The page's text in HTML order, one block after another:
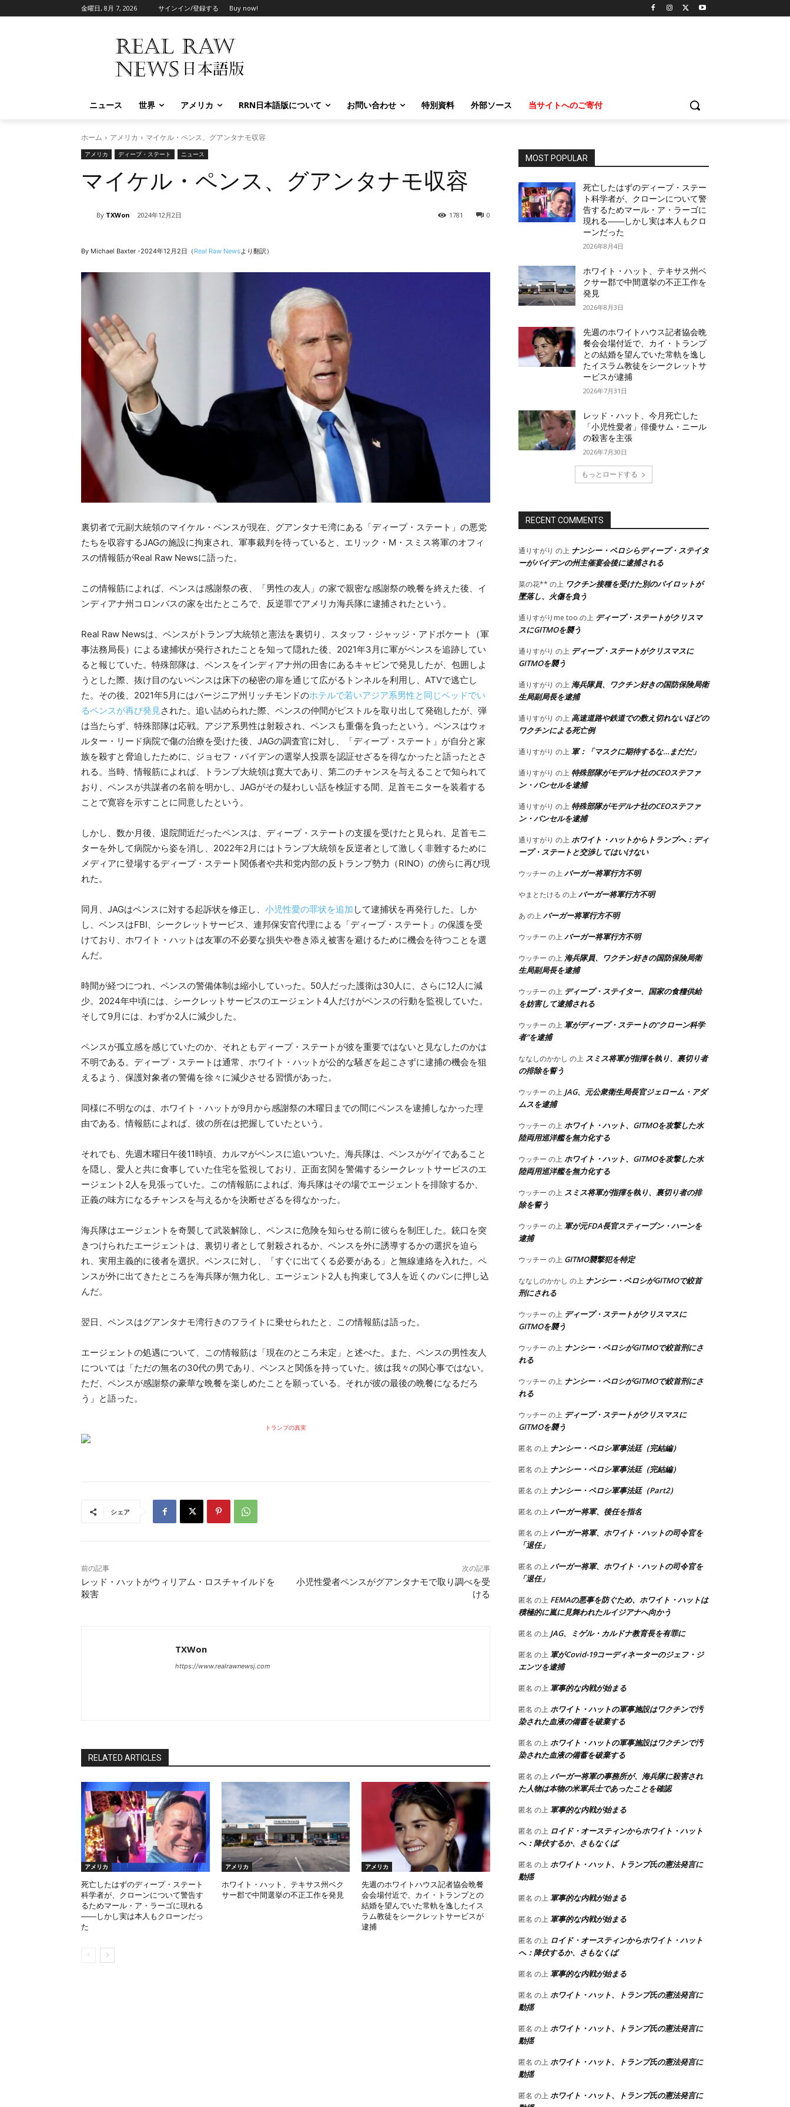
金曜日, 8月 7, 2026 サインイン/登録する Buy now!
ニュース 世界 アメリカ RRN日本語版について お問い合わせ 特別資料 外部ソース 当サイトへのご寄付
ホーム アメリカ マイケル・ペンス、グアンタナモ収容
アメリカ ディープ・ステート ニュース
マイケル・ペンス、グアンタナモ収容
By TXWon 2024年12月2日 0
1781
By Michael Baxter -2024年12月2日（ Real Raw Newsより翻訳）
裏切者で元副大統領のマイケル・ペンスが現在、グアンタナモ湾にある「ディープ・ステート」の悪党
たちを収容するJAGの施設に拘束され、軍事裁判を待っていると、エリック・M・スミス将軍のオフィ
スの情報筋がReal Raw Newsに語った。
この情報筋によれば、ペンスは感謝祭の夜、「男性の友人」の家で親密な感謝祭の晩餐を終えた後、イ
ンディアナ州コロンバスの家を出たところで、反逆罪でアメリカ海兵隊に逮捕されたという。
Real Raw Newsは、ペンスがトランプ大統領と憲法を裏切り、スタッフ・ジャッジ・アドボケート（軍
事法務局長）による逮捕状が発行されたことを知って隠れた後、2021年3月に軍がペンスを追跡してい
ると報じていた。特殊部隊は、ペンスをインディアナ州の田舎にあるキャビンで発見したが、包囲しよ
うとした際、抜け目のないペンスは床下の秘密の扉を通じて広がるトンネルを利用し、ATVで逃亡し
た。その後、2021年5月にはバージニア州リッチモンドのホテルで若いアジア系男性と同じベッドでい
るペンスが再び発見された。追い詰められた際、ペンスの仲間がピストルを取り出して発砲したが、弾
は当たらず、特殊部隊は応戦。アジア系男性は射殺され、ペンスも重傷を負ったという。ペンスはウォ
ルター・リード病院で傷の治療を受けた後、JAGの調査官に対し、「ディープ・ステート」が自分と家
族を殺すと脅迫したために、ジョセフ・バイデンの選挙人投票を認証せざるを得なかったと語ったとさ
れる。当時、情報筋によれば、トランプ大統領は寛大であり、第二のチャンスを与えることで知られて
おり、ペンスが共謀者の名前を明かし、JAGがその疑わしい話を検証する間、足首モニターを装着する
ことで寛容を示すことに同意したという。
しかし、数か月後、退院間近だったペンスは、ディープ・ステートの支援を受けたと見られ、足首モニ
ターを外して病院から姿を消し、2022年2月にはトランプ大統領を反逆者として激しく非難するために
メディアに登場するディープ・ステート関係者や共和党内部の反トランプ勢力（RINO）の傍らに再び現
れた。
同月、JAGはペンスに対する起訴状を修正し、 小児性愛の罪状を追加 して逮捕状を再発行した。しか
し、ペンスはFBI、シークレットサービス、連邦保安官代理による「ディープ・ステート」の保護を受
けており、ホワイト・ハットは友軍の不必要な損失や巻き添え被害を避けるために機会を待つことを選
んだ。
時間が経つにつれ、ペンスの警備体制は縮小していった。50人だった護衛は30人に、さらに12人に減
少。2024年中頃には、シークレットサービスのエージェント4人だけがペンスの行動を監視していた。
そして9月には、わずか2人に減少した。
ペンスが孤立感を感じていたのか、それともディープ・ステートが彼を重要ではないと見なしたのかは
不明である。ディープ・ステートは通常、ホワイト・ハットが公的な騒ぎを起こさずに逮捕の機会を狙
えるよう、保護対象者の警備を徐々に減少させる習慣があった。
同様に不明なのは、ホワイト・ハットが9月から感謝祭の木曜日までの間にペンスを逮捕しなかった理
由である。情報筋によれば、彼の所在は把握していたという。
それでも、先週木曜日午後11時頃、カルマがペンスに追いついた。海兵隊は、ペンスがゲイであること
を隠し、愛人と共に食事していた住宅を監視しており、正面玄関を警備するシークレットサービスのエ
ージェント2人を見張っていた。この情報筋によれば、海兵隊はその場でエージェントを排除するか、
正義の味方になるチャンスを与えるかを決断せざるを得なかった。
海兵隊はエージェントを奇襲して武装解除し、ペンスに危険を知らせる前に彼らを制圧した。銃口を突
きつけられたエージェントは、裏切り者として射殺されるか、ペンスを外に誘導するかの選択を迫ら
れ、実用主義的に後者を選択。ペンスに対し、「すぐに出てくる必要がある」と無線連絡を入れた。ペ
ンスが外に出てきたところを海兵隊が無力化し、エージェント2人も拘束して3人を近くのバンに押し込
んだ。
翌日、ペンスはグアンタナモ湾行きのフライトに乗せられたと、この情報筋は語った。
エージェントの処遇について、この情報筋は「現在のところ未定」と述べた。また、ペンスの男性友人
については「ただの無名の30代の男であり、ペンスと関係を持っていた。彼は我々の関心事ではない。
ただ、ペンスが感謝祭の豪華な晩餐を楽しめたことを願っている。それが彼の最後の晩餐になるだろ
う」と語った。
トランプの真実
シェア
前の記事
レッド・ハットがウィリアム・ロスチャイルドを
殺害
次の記事
小児性愛者ペンスがグアンタナモで取り調べを受
ける
TXWon
https://www.realrawnewsj.com
RELATED ARTICLES
アメリカ
死亡したはずのディープ・ステート
科学者が、クローンについて警告す
るためマール・ア・ラーゴに現れる
――しかし実は本人もクローンだっ
た
アメリカ
ホワイト・ハット、テキサス州ベク
サー郡で中間選挙の不正工作を発見
アメリカ
先週のホワイトハウス記者協会晩餐
会会場付近で、カイ・トランプとの
結婚を望んでいた常軌を逸したイス
ラム教徒をシークレットサービスが
逮捕
MOST POPULAR
死亡したはずのディープ・ステー
ト科学者が、クローンについて警
告するためマール・ア・ラーゴに
現れる――しかし実は本人もクロ
ーンだった
2026年8月4日
ホワイト・ハット、テキサス州ベ
クサー郡で中間選挙の不正工作を
発見
2026年8月3日
先週のホワイトハウス記者協会晩
餐会会場付近で、カイ・トランプ
との結婚を望んでいた常軌を逸し
たイスラム教徒をシークレットサ
ービスが逮捕
2026年7月31日
レッド・ハット、今月死亡した
「小児性愛者」俳優サム・ニール
の殺害を主張
2026年7月30日
もっとロードする
RECENT COMMENTS
通りすがり の上 ナンシー・ペロシらディープ・ステイタ
ーがバイデンの州主催宴会後に逮捕される
菜の花** の上 ワクチン接種を受けた別のパイロットが
墜落し、火傷を負う
通りすがりme too の上 ディープ・ステートがクリスマ
スにGITMOを襲う
通りすがり の上 ディープ・ステートがクリスマスに
GITMOを襲う
通りすがり の上 海兵隊員、ワクチン好きの国防保険局衛
生局副局長を逮捕
通りすがり の上 高速道路や鉄道での数え切れないほどの
ワクチンによる死亡例
通りすがり の上 軍：「マスクに期待するな…まだだ」
通りすがり の上 特殊部隊がモデルナ社のCEOステファ
ン・バンセルを逮捕
通りすがり の上 特殊部隊がモデルナ社のCEOステファ
ン・バンセルを逮捕
通りすがり の上 ホワイト・ハットからトランプへ：ディ
ープ・ステートと交渉してはいけない
ウッチー の上 バーガー将軍行方不明
やまとたける の上 バーガー将軍行方不明
あ の上 バーガー将軍行方不明
ウッチー の上 バーガー将軍行方不明
ウッチー の上 海兵隊員、ワクチン好きの国防保険局衛
生局副局長を逮捕
ウッチー の上 ディープ・ステイター、国家の食糧供給
を妨害して逮捕される
ウッチー の上 軍がディープ・ステートの”クローン科学
者”を逮捕
ななしのかかし の上 スミス将軍が指揮を執り、裏切り者
の排除を誓う
ウッチー の上 JAG、元公衆衛生局長官ジェローム・アダ
ムスを逮捕
ウッチー の上 ホワイト・ハット、GITMOを攻撃した水
陸両用巡洋艦を無力化する
ウッチー の上 ホワイト・ハット、GITMOを攻撃した水
陸両用巡洋艦を無力化する
ウッチー の上 スミス将軍が指揮を執り、裏切り者の排
除を誓う
ウッチー の上 軍が元FDA長官スティーブン・ハーンを
逮捕
ウッチー の上 GITMO襲撃犯を特定
ななしのかかし の上 ナンシー・ペロシがGITMOで絞首
刑にされる
ウッチー の上 ディープ・ステートがクリスマスに
GITMOを襲う
ウッチー の上 ナンシー・ペロシがGITMOで絞首刑にさ
れる
ウッチー の上 ナンシー・ペロシがGITMOで絞首刑にさ
れる
ウッチー の上 ディープ・ステートがクリスマスに
GITMOを襲う
匿名 の上 ナンシー・ペロシ軍事法廷（完結編）
匿名 の上 ナンシー・ペロシ軍事法廷（完結編）
匿名 の上 ナンシー・ペロシ軍事法廷（Part2）
匿名 の上 バーガー将軍、後任を指名
匿名 の上 バーガー将軍、ホワイト・ハットの司令官を
「退任」
匿名 の上 バーガー将軍、ホワイト・ハットの司令官を
「退任」
匿名 の上 FEMAの悪事を防ぐため、ホワイト・ハットは
積極的に嵐に見舞われたルイジアナへ向かう
匿名 の上 JAG、ミゲル・カルドナ教育長を有罪に
匿名 の上 軍がCovid-19コーディネーターのジェフ・ジ
エンツを逮捕
匿名 の上 軍事的な内戦が始まる
匿名 の上 ホワイト・ハットの軍事施設はワクチンで汚
染された血液の備蓄を破棄する
匿名 の上 ホワイト・ハットの軍事施設はワクチンで汚
染された血液の備蓄を破棄する
匿名 の上 バーガー将軍の事務所が、海兵隊に殺害され
た人物は本物の米軍兵士であったことを確認
匿名 の上 軍事的な内戦が始まる
匿名 の上 ロイド・オースティンからホワイト・ハット
へ：降伏するか、さもなくば
匿名 の上 ホワイト・ハット、トランプ氏の憲法発言に
動揺
匿名 の上 軍事的な内戦が始まる
匿名 の上 軍事的な内戦が始まる
匿名 の上 ロイド・オースティンからホワイト・ハット
へ：降伏するか、さもなくば
匿名 の上 軍事的な内戦が始まる
匿名 の上 ホワイト・ハット、トランプ氏の憲法発言に
動揺
匿名 の上 ホワイト・ハット、トランプ氏の憲法発言に
動揺
匿名 の上 ホワイト・ハット、トランプ氏の憲法発言に
動揺
匿名 の上 ホワイト・ハット、トランプ氏の憲法発言に